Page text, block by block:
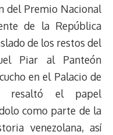
del Premio Nacional
de la República
de los restos del
Piar al Panteón
en el Palacio de
resaltó el papel
como parte de la
venezolana, así